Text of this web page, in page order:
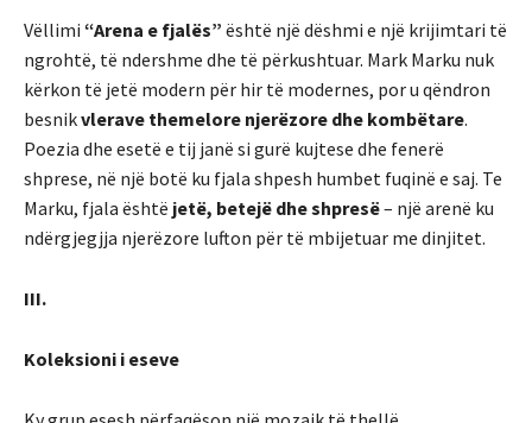
Vëllimi “Arena e fjalës” është një dëshmi e një krijimtari të
ngrohtë, të ndershme dhe të përkushtuar. Mark Marku nuk
kërkon të jetë modern për hir të modernes, por u qëndron
besnikvlerave themelore njerëzore dhe kombëtare.
Poezia dhe esetë e tij janë si gurë kujtese dhe fenerë
shprese, në një botë ku fjala shpesh humbet fuqinë e saj. Te
Marku, fjala është jetë, betejë dhe shpresë– një arenë ku
ndërgjegjja njerëzore lufton për të mbijetuar me dinjitet.
III.
Koleksioni i eseve